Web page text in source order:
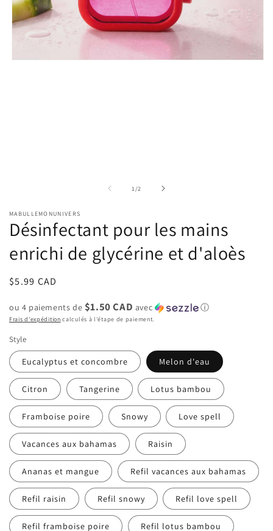
1 /de2
MABULLEMONUNIVERS
Désinfectant pour les mains
enrichi de glycérine et d'aloès
Prix
$5.99 CAD
ou 4 paiements de $1.50 CAD avec ⓘ
Frais d'expédition calculés à l'étape de paiement.
Style
Eucalyptus et concombre Melon d'eau
Citron Tangerine Lotus bambou
Framboise poire Snowy Love spell
Vacances aux bahamas Raisin
Ananas et mangue Refil vacances aux bahamas
Refil raisin Refil snowy Refil love spell
Refil framboise poire Refil lotus bambou